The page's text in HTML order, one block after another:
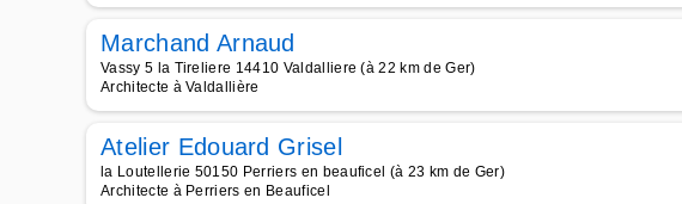
Marchand Arnaud
Vassy 5 la Tireliere 14410 Valdalliere (à 22 km de Ger)
Architecte à Valdallière
Atelier Edouard Grisel
la Loutellerie 50150 Perriers en beauficel (à 23 km de Ger)
Architecte à Perriers en Beauficel